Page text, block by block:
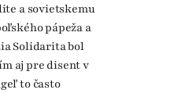
a sovietskemu
pápeža a
Solidarita bol
aj pre disent v
to často